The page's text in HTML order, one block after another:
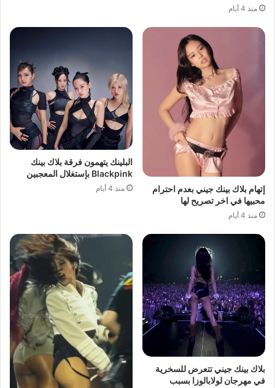
منذ 4 أيام
إتهام بلاك بينك جيني بعدم احترام
محبيها في اخر تصريح لها
منذ 4 أيام
البلينك يتهمون فرقة بلاك بينك
Blackpink بإستغلال المعجبين
منذ 4 أيام
بلاك بينك جيني تتعرض للسخرية
في مهرجان لولابالوزا بسبب